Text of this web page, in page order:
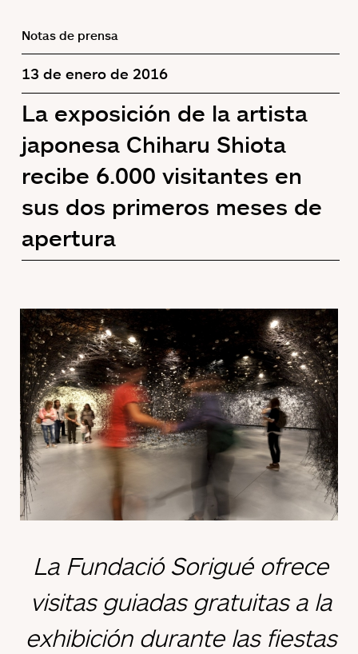
Notas de prensa
13 de enero de 2016
La exposición de la artista
japonesa Chiharu Shiota
recibe 6.000 visitantes en
sus dos primeros meses de
apertura
La Fundació Sorigué ofrece
visitas guiadas gratuitas a la
exhibición durante las fiestas